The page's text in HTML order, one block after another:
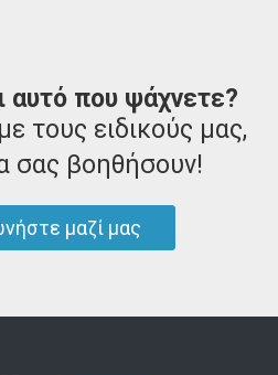
αυτό που ψάχνετε?
τους ειδικούς μας,
σας βοηθήσουν!
μαζί μας